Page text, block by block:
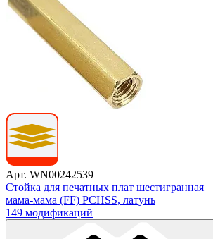
Арт. WN00242539
Стойка для печатных плат шестигранная
мама-мама (FF) PCHSS, латунь
149 модификаций